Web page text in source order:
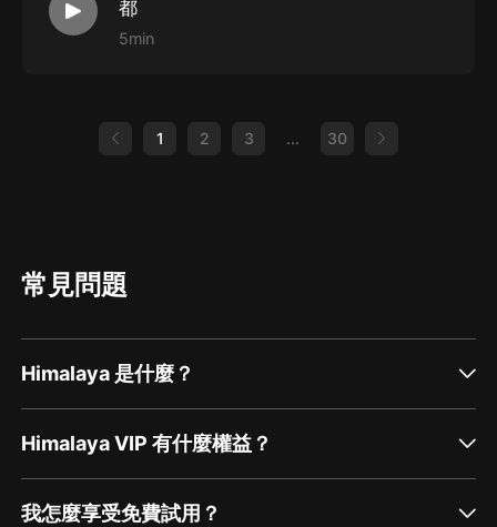
都
5min
1 2 3 ... 30
常見問題
Himalaya 是什麼？
Himalaya VIP 有什麼權益？
我怎麼享受免費試用？